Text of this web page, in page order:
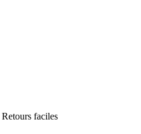
Retours faciles